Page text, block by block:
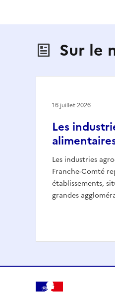
Sur le
Les
Les industries
Franche-Comté
établissements,
grandes
16 juillet 2026